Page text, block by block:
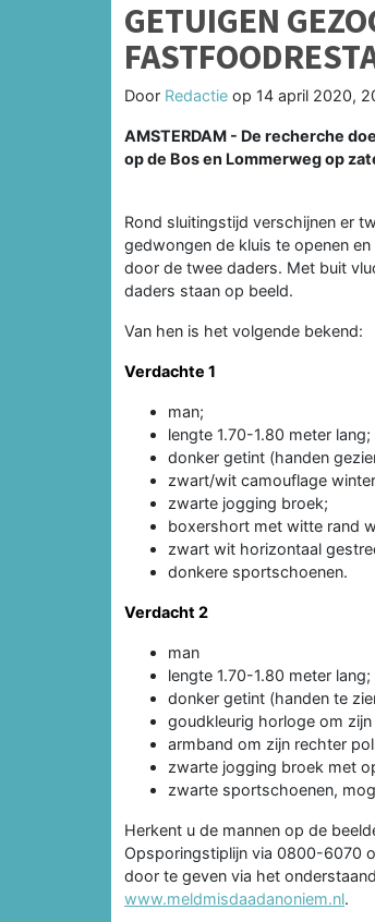
GETUIGEN
Door Redactie op 14 april 2020,
AMSTERDAM - De recherche
op de Bos en Lommerweg op
Rond sluitingstijd verschijnen er
gedwongen de kluis te openen
door de twee daders. Met buit
daders staan op beeld.
Van hen is het volgende bekend:
Verdachte 1
man;
lengte 1.70-1.80 meter lang;
donker getint (handen
zwart/wit camouflage
zwarte jogging broek;
boxershort met witte rand
zwart wit horizontaal
donkere sportschoenen.
Verdacht 2
man
lengte 1.70-1.80 meter lang;
donker getint (handen te
goudkleurig horloge om zijn
armband om zijn rechter
zwarte jogging broek met
zwarte sportschoenen,
Herkent u de mannen op de
Opsporingstiplijn via 0800-6070
door te geven via het
www.meldmisdaadanoniem.nl.